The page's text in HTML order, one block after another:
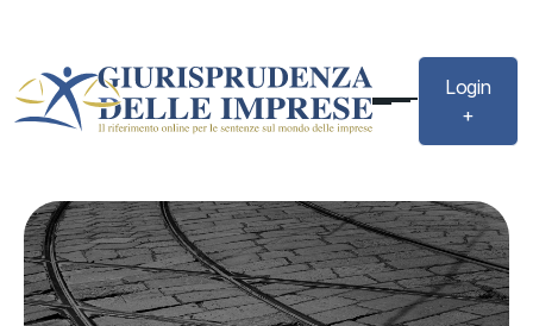
Login
+